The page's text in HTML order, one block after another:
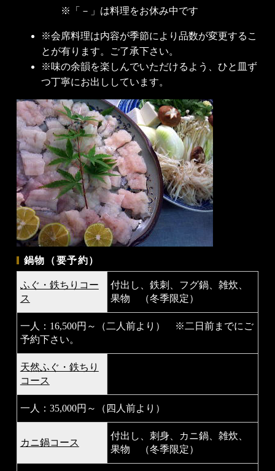
※「－」は料理をお休み中です
※会席料理は内容が季節により品数が変更するこ
とが有ります。ご了承下さい。
※味の余韻を楽しんでいただけるよう、ひと皿ず
つ丁寧にお出ししています。
鍋物（要予約）
ふぐ・鉄ちりコー
ス
付出し、鉄刺、フグ鍋、雑炊、
果物 （冬季限定）
一人：16,500円～（二人前より） ※二日前までにご
予約下さい。
天然ふぐ・鉄ちり
コース
一人：35,000円～（四人前より）
カニ鍋コース
付出し、刺身、カニ鍋、雑炊、
果物 （冬季限定）